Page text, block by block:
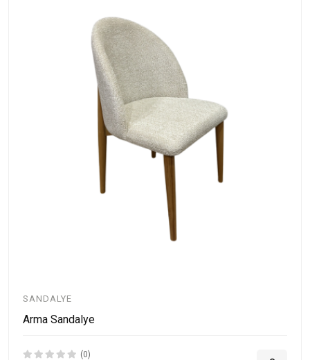
SANDALYE
Arma Sandalye
(0)